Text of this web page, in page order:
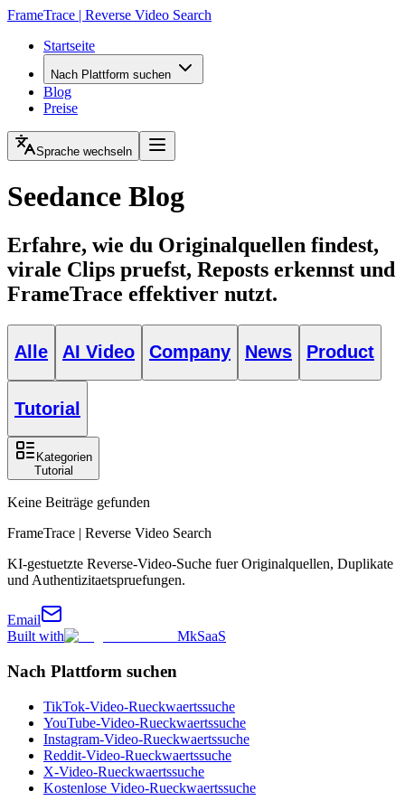
FrameTrace | Reverse Video Search
Startseite
Nach Plattform suchen
Blog
Preise
Sprache wechseln
Seedance Blog
Erfahre, wie du Originalquellen findest,
virale Clips pruefst, Reposts erkennst und
FrameTrace effektiver nutzt.
Alle AI Video Company News Product
Tutorial
Kategorien
Tutorial
Keine Beiträge gefunden
FrameTrace | Reverse Video Search
KI-gestuetzte Reverse-Video-Suche fuer Originalquellen, Duplikate
und Authentizitaetspruefungen.
Email
Built with
MkSaaS
Nach Plattform suchen
TikTok-Video-Rueckwaertssuche
YouTube-Video-Rueckwaertssuche
Instagram-Video-Rueckwaertssuche
Reddit-Video-Rueckwaertssuche
X-Video-Rueckwaertssuche
Kostenlose Video-Rueckwaertssuche